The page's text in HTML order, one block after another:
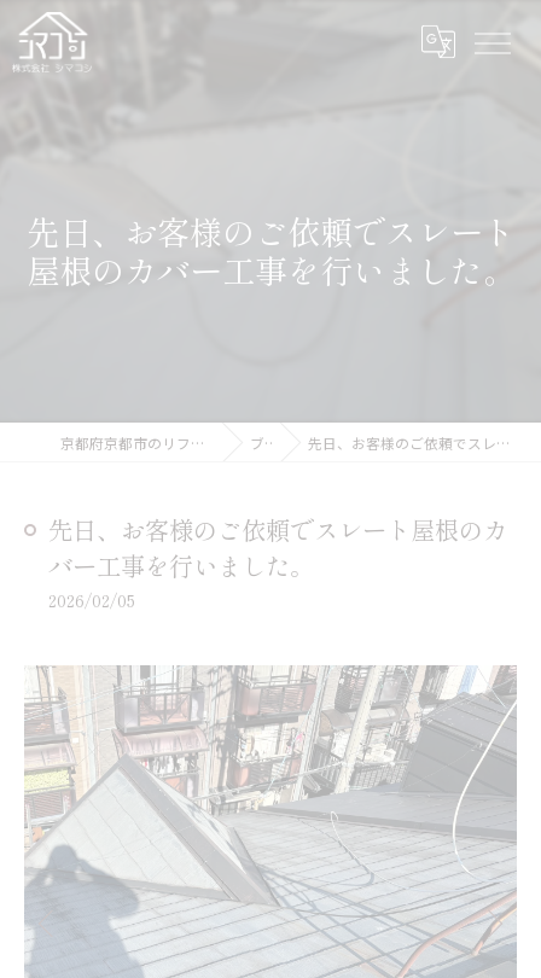
先日、お客様のご依頼でスレート
屋根のカバー工事を行いました。
京都府京都市のリフォームなら株式会社シマコシ ブログ 先日、お客様のご依頼でスレート屋根のカバー工事を行いました。
先日、お客様のご依頼でスレート屋根のカ
バー工事を行いました。
2026/02/05